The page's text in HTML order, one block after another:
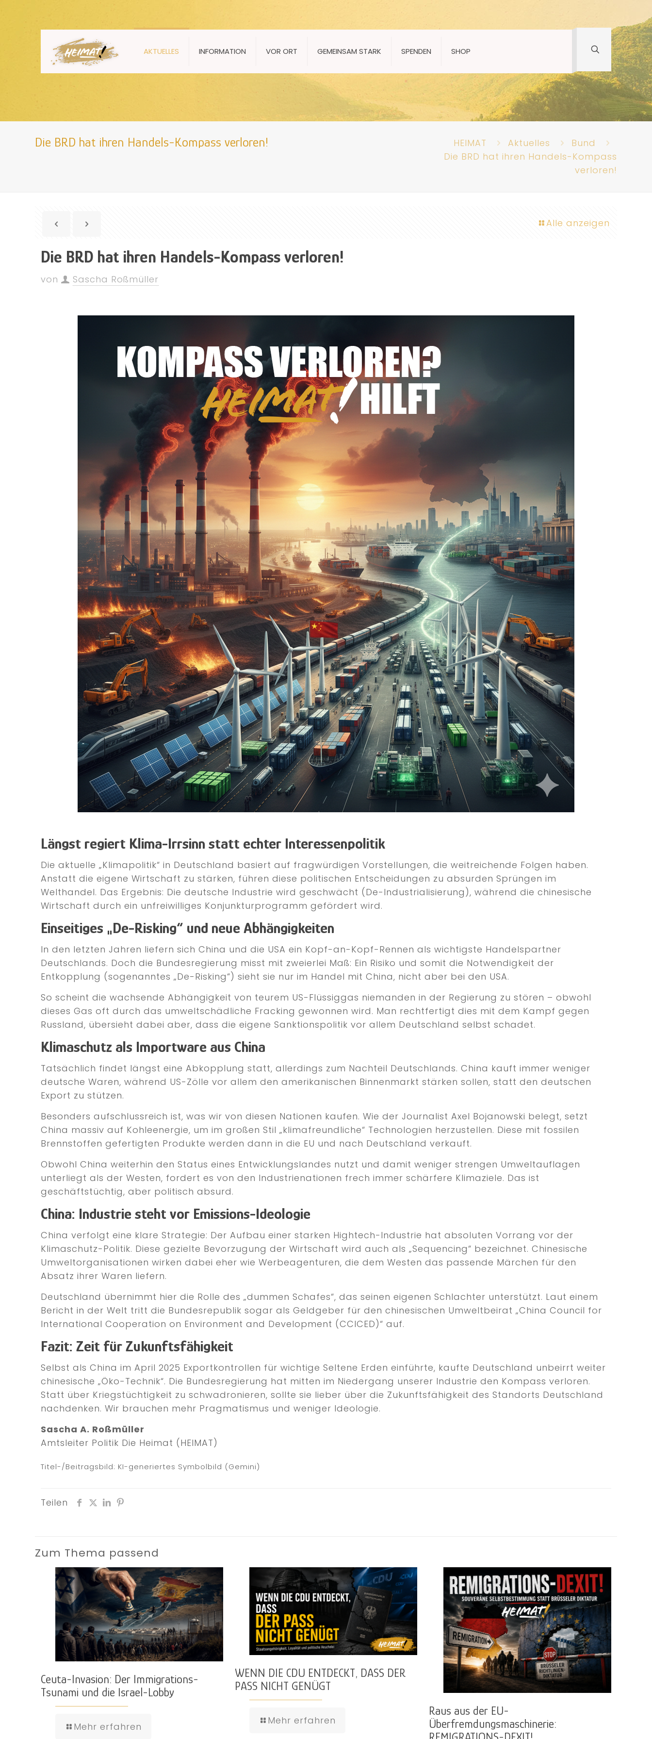
AKTUELLES INFORMATION VOR ORT GEMEINSAM STARK SPENDEN SHOP
Die BRD hat ihren Handels-Kompass verloren! HEIMAT Aktuelles
Bund
Die BRD hat ihren Handels-Kompass
verloren!
Alle anzeigen
Die BRD hat ihren Handels-Kompass verloren!
von Sascha Roßmüller
Längst regiert Klima-Irrsinn statt echter Interessenpolitik
Die aktuelle „Klimapolitik“ in Deutschland basiert auf fragwürdigen Vorstellungen, die weitreichende Folgen haben.
Anstatt die eigene Wirtschaft zu stärken, führen diese politischen Entscheidungen zu absurden Sprüngen im
Welthandel. Das Ergebnis: Die deutsche Industrie wird geschwächt (De-Industrialisierung), während die chinesische
Wirtschaft durch ein unfreiwilliges Konjunkturprogramm gefördert wird.
Einseitiges „De-Risking“ und neue Abhängigkeiten
In den letzten Jahren liefern sich China und die USA ein Kopf-an-Kopf-Rennen als wichtigste Handelspartner
Deutschlands. Doch die Bundesregierung misst mit zweierlei Maß: Ein Risiko und somit die Notwendigkeit der
Entkopplung (sogenanntes „De-Risking“) sieht sie nur im Handel mit China, nicht aber bei den USA.
So scheint die wachsende Abhängigkeit von teurem US-Flüssiggas niemanden in der Regierung zu stören – obwohl
dieses Gas oft durch das umweltschädliche Fracking gewonnen wird. Man rechtfertigt dies mit dem Kampf gegen
Russland, übersieht dabei aber, dass die eigene Sanktionspolitik vor allem Deutschland selbst schadet.
Klimaschutz als Importware aus China
Tatsächlich findet längst eine Abkopplung statt, allerdings zum Nachteil Deutschlands. China kauft immer weniger
deutsche Waren, während US-Zölle vor allem den amerikanischen Binnenmarkt stärken sollen, statt den deutschen
Export zu stützen.
Besonders aufschlussreich ist, was wir von diesen Nationen kaufen. Wie der Journalist Axel Bojanowski belegt, setzt
China massiv auf Kohleenergie, um im großen Stil „klimafreundliche“ Technologien herzustellen. Diese mit fossilen
Brennstoffen gefertigten Produkte werden dann in die EU und nach Deutschland verkauft.
Obwohl China weiterhin den Status eines Entwicklungslandes nutzt und damit weniger strengen Umweltauflagen
unterliegt als der Westen, fordert es von den Industrienationen frech immer schärfere Klimaziele. Das ist
geschäftstüchtig, aber politisch absurd.
China: Industrie steht vor Emissions-Ideologie
China verfolgt eine klare Strategie: Der Aufbau einer starken Hightech-Industrie hat absoluten Vorrang vor der
Klimaschutz-Politik. Diese gezielte Bevorzugung der Wirtschaft wird auch als „Sequencing“ bezeichnet. Chinesische
Umweltorganisationen wirken dabei eher wie Werbeagenturen, die dem Westen das passende Märchen für den
Absatz ihrer Waren liefern.
Deutschland übernimmt hier die Rolle des „dummen Schafes“, das seinen eigenen Schlachter unterstützt. Laut einem
Bericht in der Welt tritt die Bundesrepublik sogar als Geldgeber für den chinesischen Umweltbeirat „China Council for
International Cooperation on Environment and Development (CCICED)“ auf.
Fazit: Zeit für Zukunftsfähigkeit
Selbst als China im April 2025 Exportkontrollen für wichtige Seltene Erden einführte, kaufte Deutschland unbeirrt weiter
chinesische „Öko-Technik“. Die Bundesregierung hat mitten im Niedergang unserer Industrie den Kompass verloren.
Statt über Kriegstüchtigkeit zu schwadronieren, sollte sie lieber über die Zukunftsfähigkeit des Standorts Deutschland
nachdenken. Wir brauchen mehr Pragmatismus und weniger Ideologie.
Sascha A. Roßmüller
Amtsleiter Politik Die Heimat (HEIMAT)
Titel-/Beitragsbild: KI-generiertes Symbolbild (Gemini)
Teilen
Zum Thema passend
Ceuta-Invasion: Der Immigrations-
Tsunami und die Israel-Lobby
Mehr erfahren
WENN DIE CDU ENTDECKT, DASS DER
PASS NICHT GENÜGT
Mehr erfahren
Raus aus der EU-
Überfremdungsmaschinerie: